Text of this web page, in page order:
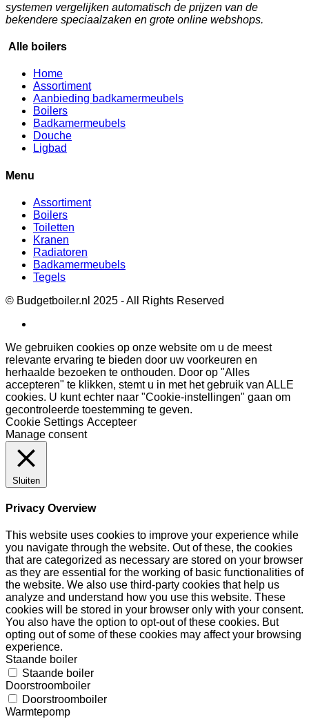
systemen vergelijken automatisch de prijzen van de
bekendere speciaalzaken en grote online webshops.
Alle boilers
Home
Assortiment
Aanbieding badkamermeubels
Boilers
Badkamermeubels
Douche
Ligbad
Menu
Assortiment
Boilers
Toiletten
Kranen
Radiatoren
Badkamermeubels
Tegels
© Budgetboiler.nl 2025 - All Rights Reserved
We gebruiken cookies op onze website om u de meest
relevante ervaring te bieden door uw voorkeuren en
herhaalde bezoeken te onthouden. Door op "Alles
accepteren" te klikken, stemt u in met het gebruik van ALLE
cookies. U kunt echter naar "Cookie-instellingen" gaan om
gecontroleerde toestemming te geven.
Cookie Settings Accepteer
Manage consent
Sluiten
Privacy Overview
This website uses cookies to improve your experience while
you navigate through the website. Out of these, the cookies
that are categorized as necessary are stored on your browser
as they are essential for the working of basic functionalities of
the website. We also use third-party cookies that help us
analyze and understand how you use this website. These
cookies will be stored in your browser only with your consent.
You also have the option to opt-out of these cookies. But
opting out of some of these cookies may affect your browsing
experience.
Staande boiler
Staande boiler
Doorstroomboiler
Doorstroomboiler
Warmtepomp